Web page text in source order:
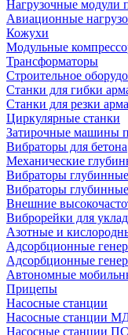
Нагрузочные модули
Авиационные
Кожухи
Модульные
Трансформаторы
Строительное
Станки для гибки
Станки для резки
Циркулярные станки
Затирочные машины
Вибраторы для бетона
Механические
Вибраторы
Вибраторы
Внешние
Виброрейки для
Азотные и
Адсорбционные
Адсорбционные
Автономные
Прицепы
Насосные станции
Насосные станции
Насосные станции